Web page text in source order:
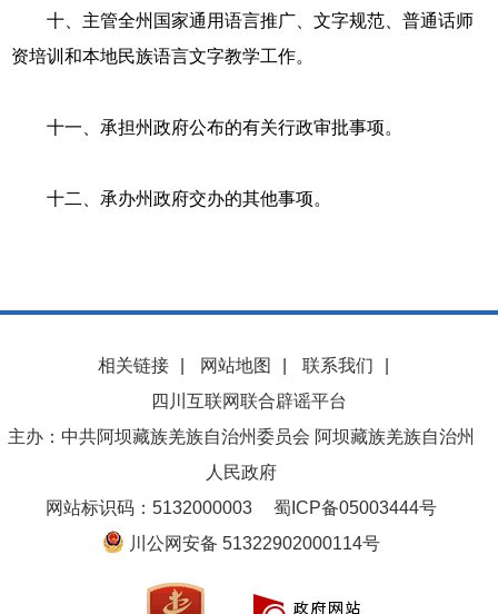
十、主管全州国家通用语言推广、文字规范、普通话师
资培训和本地民族语言文字教学工作。
十一、承担州政府公布的有关行政审批事项。
十二、承办州政府交办的其他事项。
相关链接 网站地图 联系我们
四川互联网联合辟谣平台
主办：中共阿坝藏族羌族自治州委员会 阿坝藏族羌族自治州
人民政府
网站标识码：5132000003
蜀ICP备05003444号
川公网安备 51322902000114号